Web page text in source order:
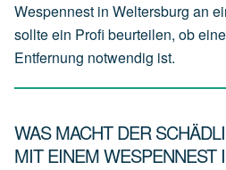
Wespennest in Weltersburg an
sollte ein Profi beurteilen, ob
Entfernung notwendig ist.
WAS MACHT DER
MIT EINEM WESPENNEST